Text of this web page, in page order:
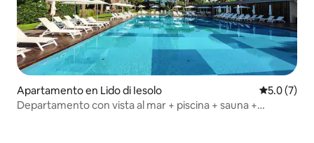
Apartamento en Lido di Iesolo
5.0 (7)
Departamento con vista al mar + piscina + sauna +